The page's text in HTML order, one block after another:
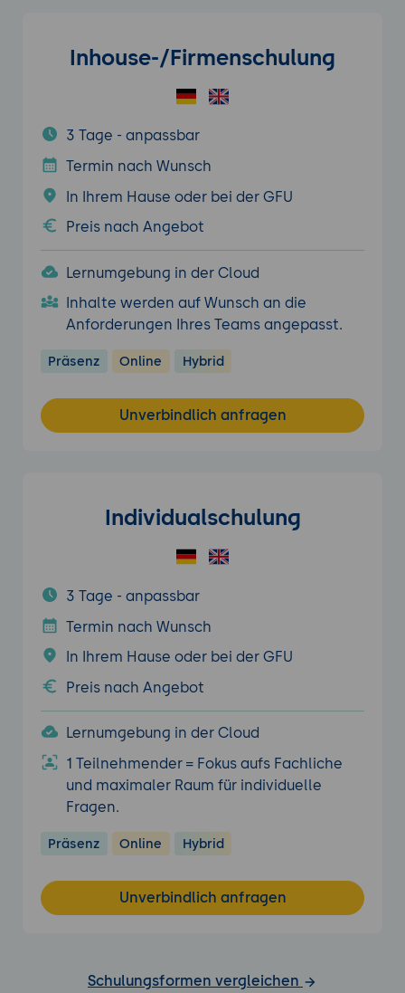
Inhouse-/Firmenschulung
3 Tage - anpassbar
Termin nach Wunsch
In Ihrem Hause oder bei der GFU
Preis nach Angebot
Lernumgebung in der Cloud
Inhalte werden auf Wunsch an die
Anforderungen Ihres Teams angepasst.
Präsenz Online Hybrid
Unverbindlich anfragen
Individualschulung
3 Tage - anpassbar
Termin nach Wunsch
In Ihrem Hause oder bei der GFU
Preis nach Angebot
Lernumgebung in der Cloud
1 Teilnehmender = Fokus aufs Fachliche
und maximaler Raum für individuelle
Fragen.
Präsenz Online Hybrid
Unverbindlich anfragen
Schulungsformen vergleichen